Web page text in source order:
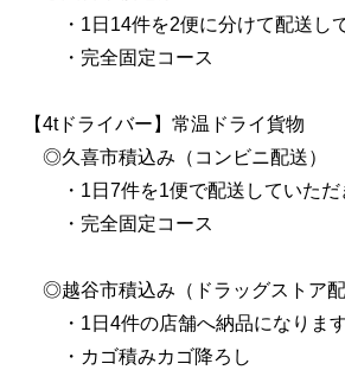
・1日14件を2便に分けて配送して
・完全固定コース
【4tドライバー】常温ドライ貨物
◎久喜市積込み（コンビニ配送）
・1日7件を1便で配送していただ
・完全固定コース
◎越谷市積込み（ドラッグストア配
・1日4件の店舗へ納品になります
・カゴ積みカゴ降ろし